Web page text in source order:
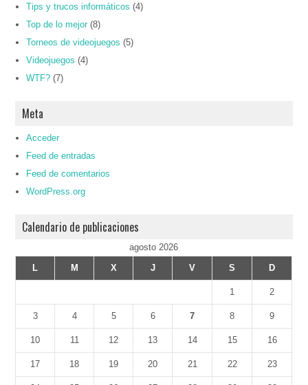
Tips y trucos informáticos (4)
Top de lo mejor (8)
Torneos de videojuegos (5)
Videojuegos (4)
WTF? (7)
Meta
Acceder
Feed de entradas
Feed de comentarios
WordPress.org
Calendario de publicaciones
agosto 2026
L
M X J V S D
1 2
3 4 5 6 7 8 9
10 11 12 13 14 15 16
17 18 19 20 21 22 23